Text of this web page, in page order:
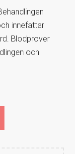
innefattar
Blodprover
och